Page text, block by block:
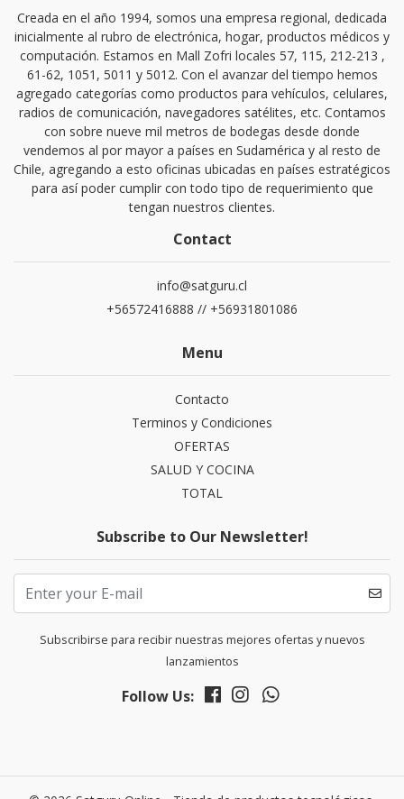
Creada en el año 1994, somos una empresa regional, dedicada
inicialmente al rubro de electrónica, hogar, productos médicos y
computación. Estamos en Mall Zofri locales 57, 115, 212-213 ,
61-62, 1051, 5011 y 5012. Con el avanzar del tiempo hemos
agregado categorías como productos para vehículos, celulares,
radios de comunicación, navegadores satélites, etc. Contamos
con sobre nueve mil metros de bodegas desde donde
vendemos al por mayor a países en Sudamérica y al resto de
Chile, agregando a esto oficinas ubicadas en países estratégicos
para así poder cumplir con todo tipo de requerimiento que
tengan nuestros clientes.
Contact
info@satguru.cl
+56572416888 // +56931801086
Menu
Contacto
Terminos y Condiciones
OFERTAS
SALUD Y COCINA
TOTAL
Subscribe to Our Newsletter!
Subscribirse para recibir nuestras mejores ofertas y nuevos
lanzamientos
Follow Us: